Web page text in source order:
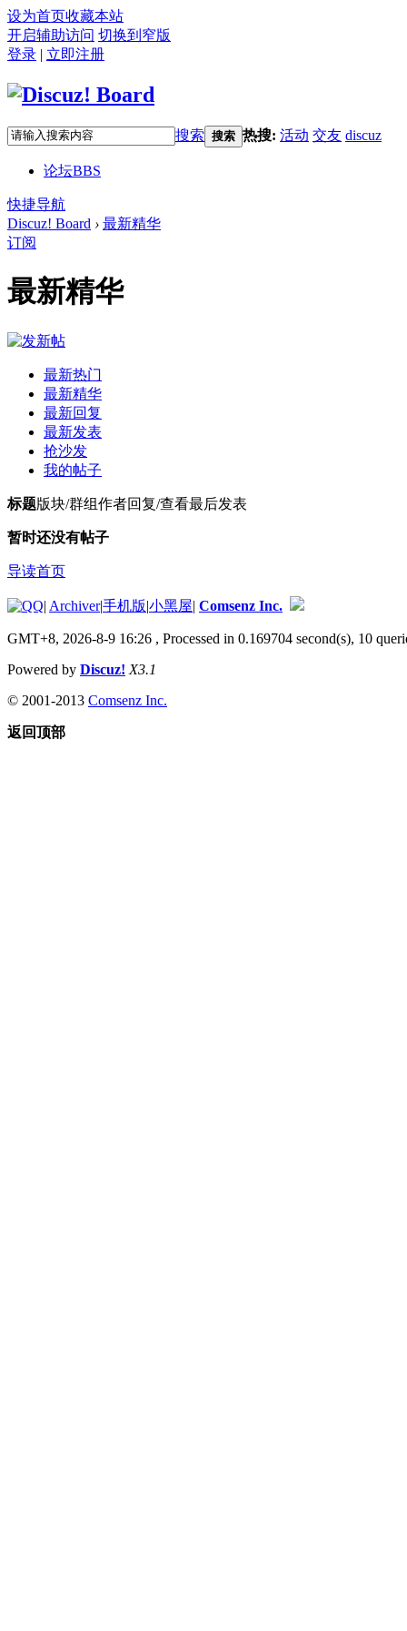
设为首页收藏本站
开启辅助访问 切换到窄版
登录 | 立即注册
搜索 搜索 热搜: 活动 交友 discuz
论坛BBS
快捷导航
Discuz! Board › 最新精华
订阅
最新精华
最新热门
最新精华
最新回复
最新发表
抢沙发
我的帖子
标题版块/群组作者回复/查看最后发表
暂时还没有帖子
导读首页
| Archiver|手机版|小黑屋| Comsenz Inc.
GMT+8, 2026-8-9 16:26 , Processed in 0.169704 second(s), 10
Powered by Discuz! X3.1
© 2001-2013 Comsenz Inc.
返回顶部